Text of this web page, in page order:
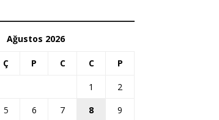
Ağustos 2026
Ç P C C P
1
2
5 6 7 8
9